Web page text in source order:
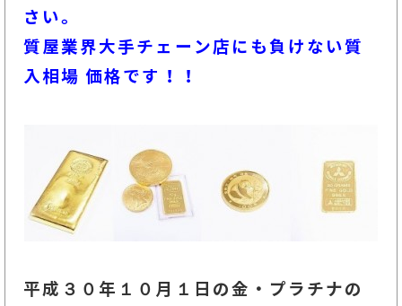
さい。
質屋業界大手チェーン店にも負けない質
入相場 価格です！！
平成３０年１０月１ 日の金・プラチナの